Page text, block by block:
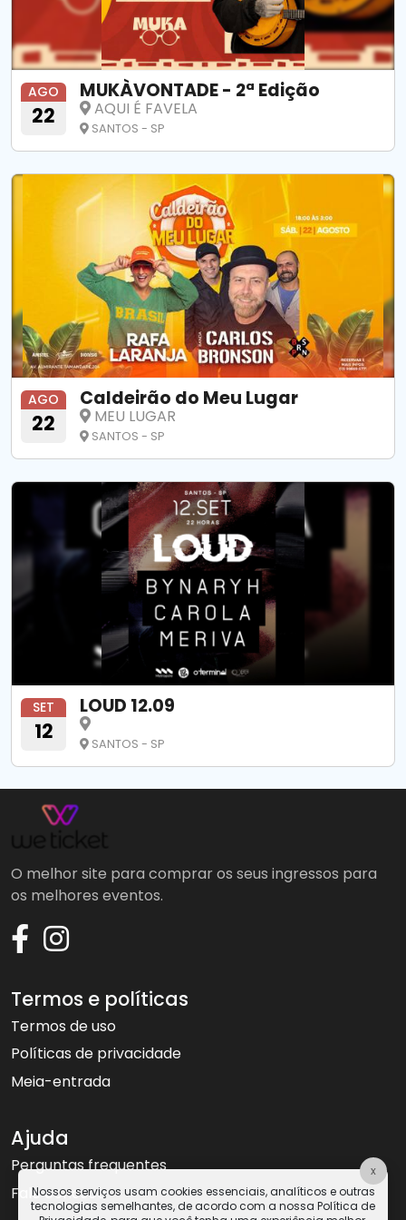
AGO
22
MUKÀVONTADE - 2ª Edição
AQUI É FAVELA
SANTOS - SP
AGO
22
Caldeirão do Meu Lugar
MEU LUGAR
SANTOS - SP
SET
12
LOUD 12.09
SANTOS - SP
O melhor site para comprar os seus ingressos para
os melhores eventos.
Termos e políticas
Termos de uso
Políticas de privacidade
Meia-entrada
Ajuda
Perguntas frequentes
Fale conosco
x
Nossos serviços usam cookies essenciais, analíticos e outras
tecnologias semelhantes, de acordo com a nossa Política de